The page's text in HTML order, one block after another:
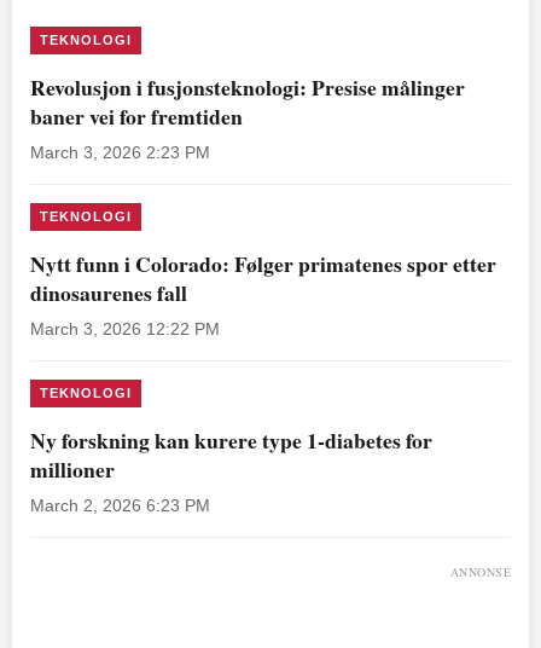
TEKNOLOGI
Revolusjon i fusjonsteknologi: Presise målinger
baner vei for fremtiden
March 3, 2026 2:23 PM
TEKNOLOGI
Nytt funn i Colorado: Følger primatenes spor etter
dinosaurenes fall
March 3, 2026 12:22 PM
TEKNOLOGI
Ny forskning kan kurere type 1-diabetes for
millioner
March 2, 2026 6:23 PM
ANNONSE